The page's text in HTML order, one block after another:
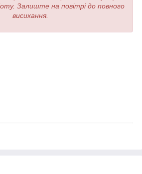
Залиште на повітрі до повного
висихання.